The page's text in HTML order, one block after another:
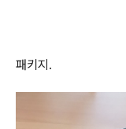
패키지.